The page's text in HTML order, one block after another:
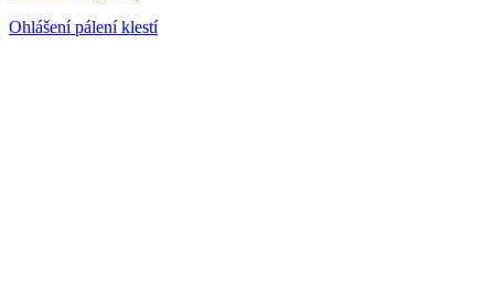
Ohlášení pálení klestí